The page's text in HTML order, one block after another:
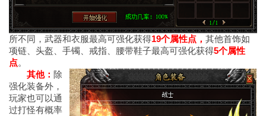
所不同，武器和衣服最高可强化获得19个属性点， 其他首饰如
项链、头盔、手镯、戒指、腰带鞋子最高可强化获得5个属性
点。
其他： 除
强化装备外，
玩家也可以通
过打怪有概率